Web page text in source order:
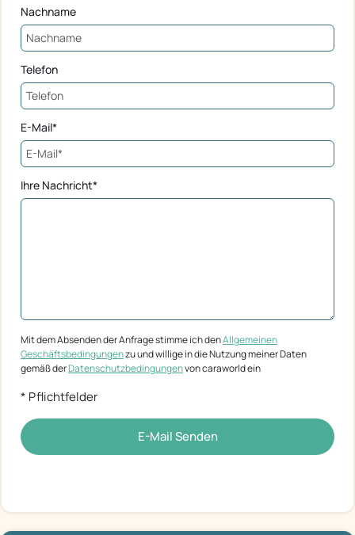
Nachname
Telefon
E-Mail*
Ihre Nachricht*
Mit dem Absenden der Anfrage stimme ich denAllgemeinen
Geschäftsbedingungenzu und willige in die Nutzung meiner Daten
gemäß derDatenschutzbedingungenvon caraworld ein
* Pflichtfelder
E-Mail Senden